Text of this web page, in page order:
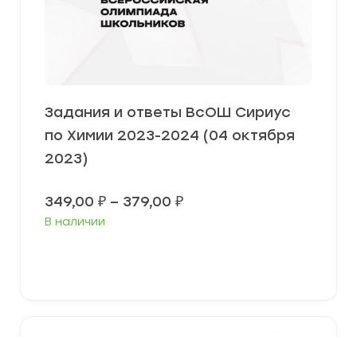
Задания и ответы ВсОШ Сириус
по Химии 2023-2024 (04 октября
2023)
349,00 ₽ – 379,00 ₽Диапазон
В наличии